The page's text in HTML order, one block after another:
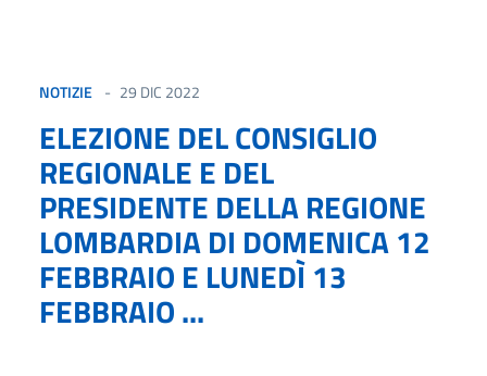
NOTIZIE 29 DIC 2022
ELEZIONE DEL CONSIGLIO
REGIONALE E DEL
PRESIDENTE DELLA REGIONE
LOMBARDIA DI DOMENICA 12
FEBBRAIO E LUNEDÌ 13
FEBBRAIO ...